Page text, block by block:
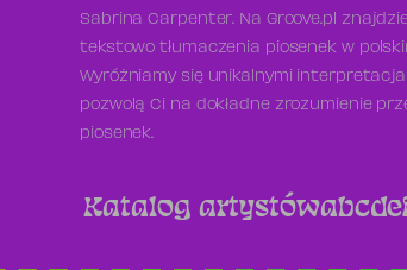
Sabrina Carpenter. Na Groove.pl
tekstowo tłumaczenia piosenek w
Wyróżniamy się unikalnymi
pozwolą Ci na dokładne zrozumienie
piosenek.
Katalog artystówabcde